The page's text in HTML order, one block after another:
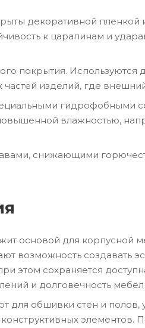
декоративной пленкой
к царапинам и
покрытия. Используются
изделий, где
гидрофобными
влажностью,
снижающими
основой для корпусной
возможность создавать
этом сохраняется
и долговечность
для обшивки стен и